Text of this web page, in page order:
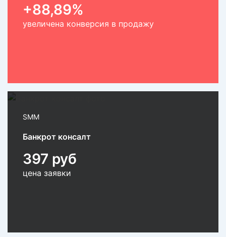
+88,89%
увеличена конверсия в продажу
SMM
Банкрот консалт
397 руб
цена заявки